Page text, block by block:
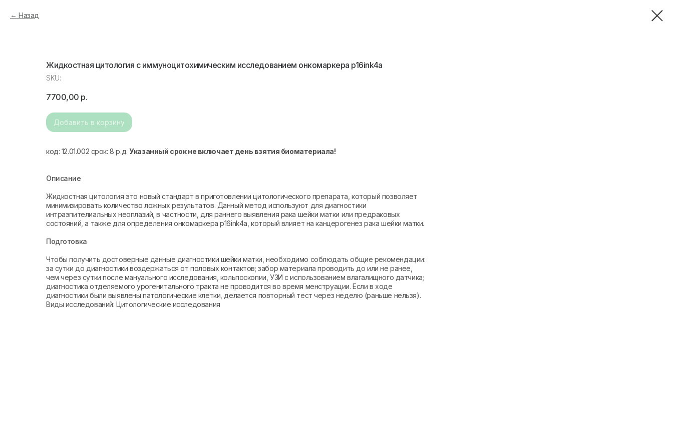
Назад
Жидкостная цитология c иммуноцитохимическим исследованием онкомаркера p16ink4a
SKU:
7700,00 р.
Добавить в корзину
код: 12.01.002 срок: 8 р.д.Указанный срок не включает день взятия биоматериала!
Описание
Жидкостная цитология это новый стандарт в приготовлении цитологического препарата, который позволяет
минимизировать количество ложных результатов. Данный метод используют для диагностики
интраэпителиальных неоплазий, в частности, для раннего выявления рака шейки матки или предраковых
состояний, а также для определения онкомаркера p16ink4a, который влияет на канцерогенез рака шейки матки.
Подготовка
Чтобы получить достоверные данные диагностики шейки матки, необходимо соблюдать общие рекомендации:
за сутки до диагностики воздержаться от половых контактов; забор материала проводить до или не ранее,
чем через сутки после мануального исследования, кольпоскопии, УЗИ с использованием влагалищного датчика;
диагностика отделяемого урогенитального тракта не проводится во время менструации. Если в ходе
диагностики были выявлены патологические клетки, делается повторный тест через неделю (раньше нельзя).
Виды исследований: Цитологические исследования